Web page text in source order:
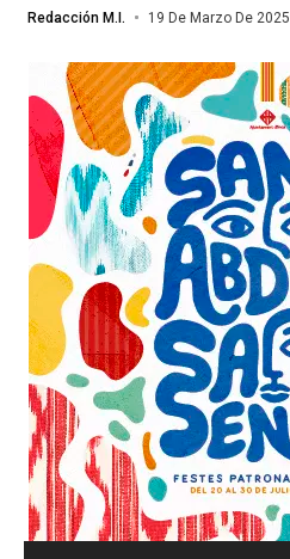
Redacción M.I. 19 De Marzo De 2025